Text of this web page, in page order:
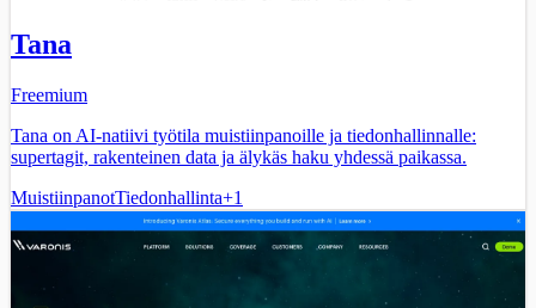
Tana
Freemium
Tana on AI-natiivi työtila muistiinpanoille ja tiedonhallinnalle:
supertagit, rakenteinen data ja älykäs haku yhdessä paikassa.
MuistiinpanotTiedonhallinta+1